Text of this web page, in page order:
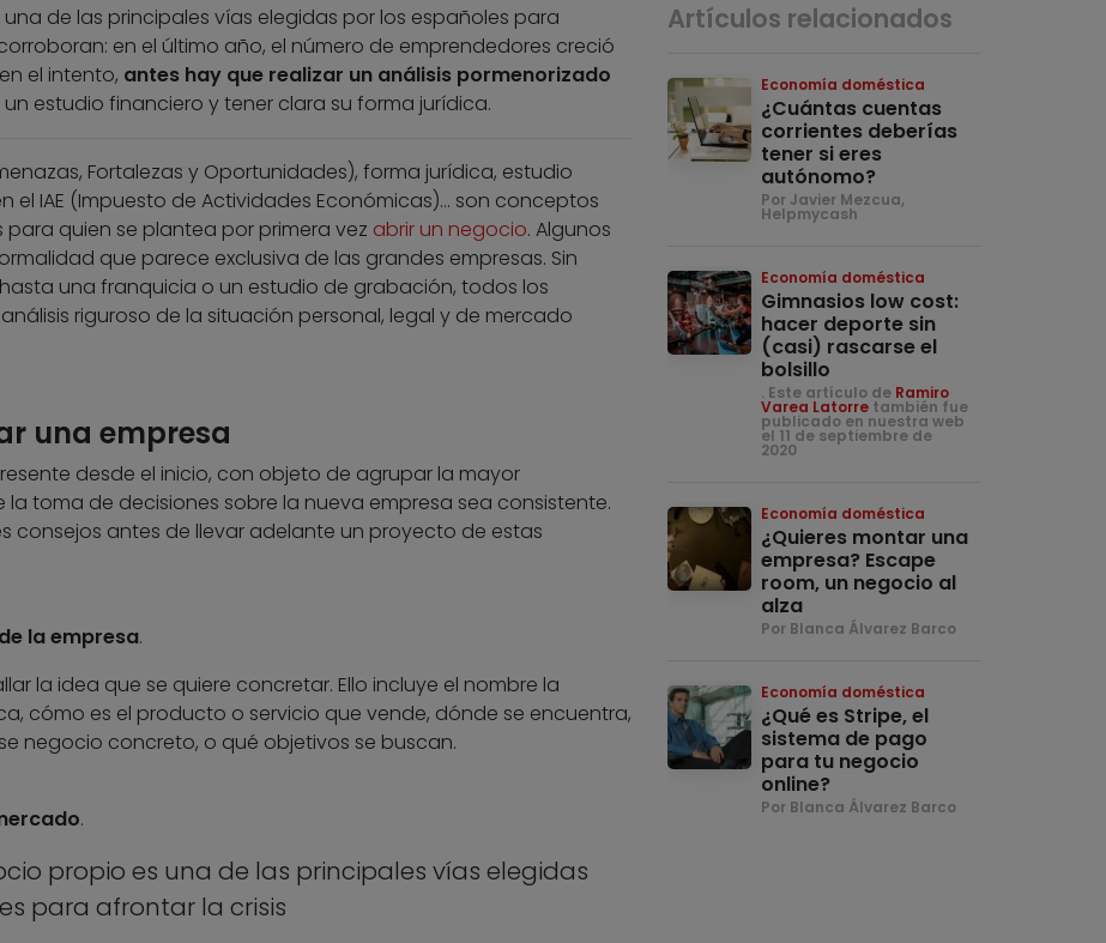
de las principales vías elegidas por los españoles para
en el último año, el número de emprendedores creció
el intento, antes hay que realizar un análisis pormenorizado
un estudio financiero y tener clara su forma jurídica.
Fortalezas y Oportunidades), forma jurídica, estudio
el IAE (Impuesto de Actividades Económicas)… son conceptos
quien se plantea por primera vez abrir un negocio. Algunos
que parece exclusiva de las grandes empresas. Sin
una franquicia o un estudio de grabación, todos los
riguroso de la situación personal, legal y de mercado
una empresa
desde el inicio, con objeto de agrupar la mayor
toma de decisiones sobre la nueva empresa sea consistente.
consejos antes de llevar adelante un proyecto de estas
la empresa.
la idea que se quiere concretar. Ello incluye el nombre la
cómo es el producto o servicio que vende, dónde se encuentra,
negocio concreto, o qué objetivos se buscan.
.
propio es una de las principales vías elegidas
para afrontar la crisis
Artículos relacionados
Economía doméstica
¿Cuántas cuentas
corrientes deberías
tener si eres
autónomo?
Por Javier Mezcua,
Helpmycash
Economía doméstica
Gimnasios low cost:
hacer deporte sin
(casi) rascarse el
bolsillo
. Este artículo de Ramiro
Varea Latorre también fue
publicado en nuestra web
el 11 de septiembre de
2020
Economía doméstica
¿Quieres montar una
empresa? Escape
room, un negocio al
alza
Por Blanca Álvarez Barco
Economía doméstica
¿Qué es Stripe, el
sistema de pago
para tu negocio
online?
Por Blanca Álvarez Barco